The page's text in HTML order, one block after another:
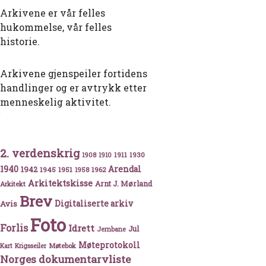
Arkivene er vår felles
hukommelse, vår felles
historie.
Arkivene gjenspeiler fortidens
handlinger og er avtrykk etter
menneskelig aktivitet.
2. verdenskrig 1908 1910 1911 1930
1940 1942 1945 1951 1958 1962 Arendal
Arkitekt Arkitektskisse Arnt J. Mørland
Avis Brev Digitaliserte arkiv
Forlis Foto Idrett Jernbane Jul
Kart Krigsseiler Møtebok Møteprotokoll
Norges dokumentarvliste